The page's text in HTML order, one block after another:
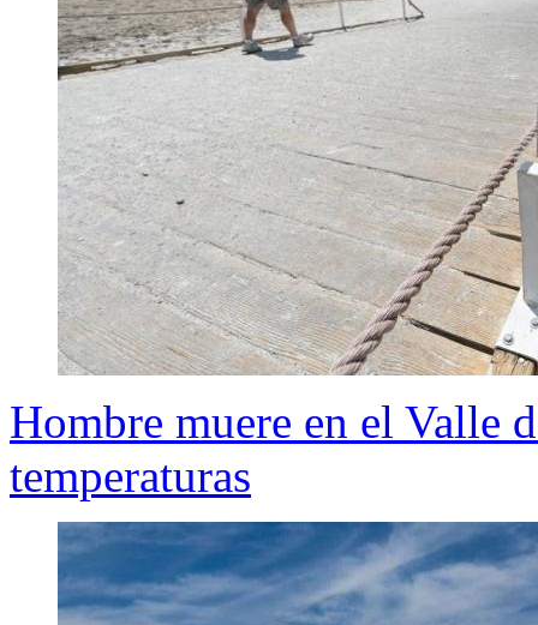
Hombre muere en el Valle
temperaturas